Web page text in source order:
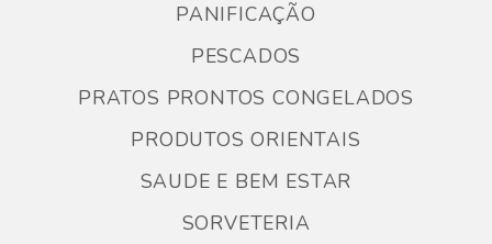
PANIFICAÇÃO
PESCADOS
PRATOS PRONTOS CONGELADOS
PRODUTOS ORIENTAIS
SAUDE E BEM ESTAR
SORVETERIA